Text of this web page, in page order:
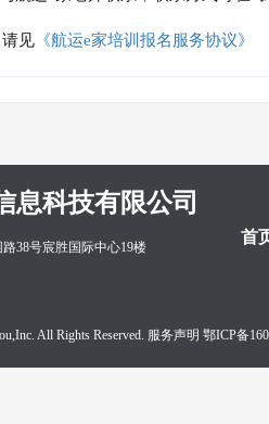
见 《航运e家培训报名服务协议》
息科技有限公司
首
38号宸胜国际中心19楼
All Rights Reserved. 服务声明 鄂ICP备